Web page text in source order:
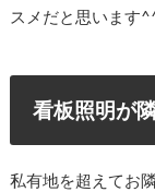
スメだと思います
看板照明が
私有地を超えてお